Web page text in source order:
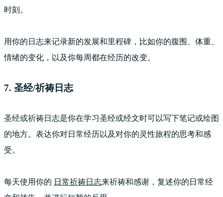
时刻。
用你的日志来记录新的发展和里程碑，比如你的腹围、体重、
情绪的变化，以及你每周都在经历的改变。
7. 圣经/祈祷日志
圣经或祈祷日志是你在学习圣经或经文时可以写下笔记或绘图
的地方。表达你对日常经历以及对你的灵性旅程的思考和感
受。
每天使用你的 日常祈祷日志来祈祷和感谢，复述你的日常经